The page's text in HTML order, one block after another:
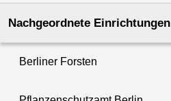
Nachgeordnete Einrichtungen
Berliner Forsten